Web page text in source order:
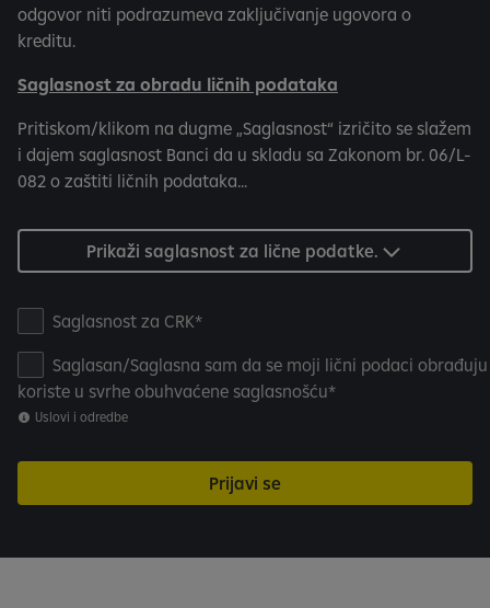
odgovor niti podrazumeva zaključivanje ugovora o
kreditu.
Saglasnost za obradu ličnih podataka
Pritiskom/klikom na dugme „Saglasnost“ izričito se slažem
i dajem saglasnost Banci da u skladu sa Zakonom br. 06/L-
082 o zaštiti ličnih podataka...
Prikaži saglasnost za lične podatke.
g
l
a
o
t
Saglasnost za CRK
Saglasan/Saglasna sam da se moji lični podaci
koriste u svrhe obuhvaćene saglasnošću
Uslovi i odredbe
Prijavi se